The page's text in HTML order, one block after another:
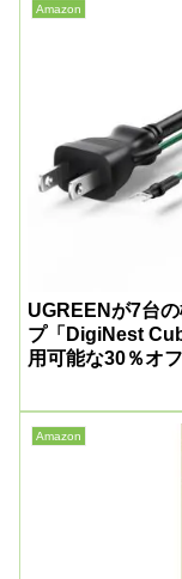
Amazon
UGREENが7台
プ「DigiNest
用可能な30％オ
Amazon